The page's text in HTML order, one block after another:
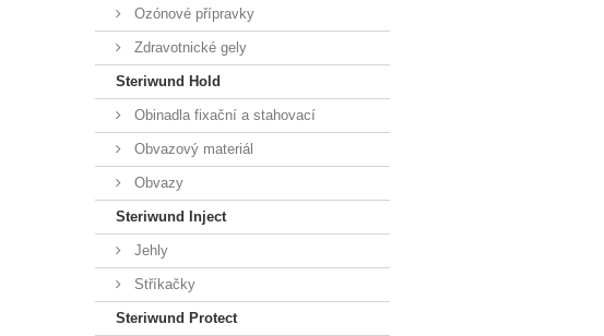
Ozónové přípravky
Zdravotnické gely
Steriwund Hold
Obinadla fixační a stahovací
Obvazový materiál
Obvazy
Steriwund Inject
Jehly
Stříkačky
Steriwund Protect